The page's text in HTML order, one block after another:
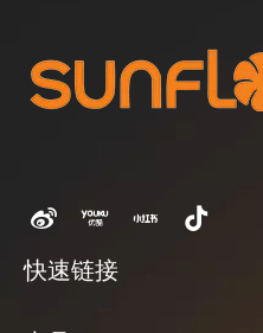
快速链接